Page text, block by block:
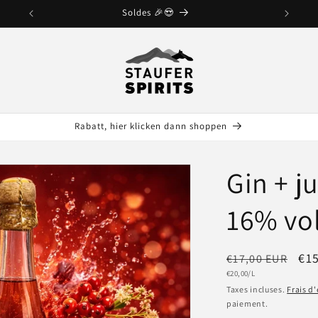
Soldes 🎉😍
Rabatt, hier klicken dann shoppen
Gin +
16%
Prix
habituel
€17,00 EUR
Prix
€20,00/L
Taxes incluses. Frais
paiement.